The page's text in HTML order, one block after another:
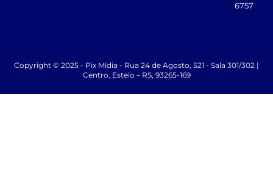
6757
Copyright © 2025 - Pix Mídia - Rua 24 de Agosto, 521 - Sala 301/302 |
Centro, Esteio – RS, 93265-169